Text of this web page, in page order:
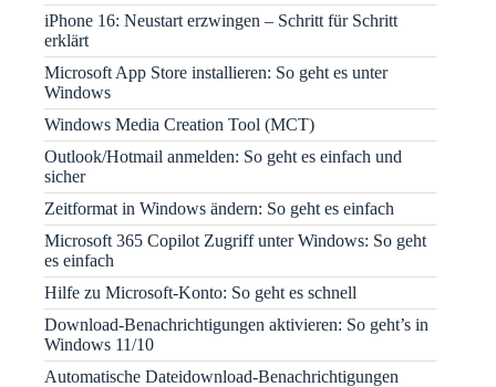
iPhone 16: Neustart erzwingen – Schritt für Schritt
erklärt
Microsoft App Store installieren: So geht es unter
Windows
Windows Media Creation Tool (MCT)
Outlook/Hotmail anmelden: So geht es einfach und
sicher
Zeitformat in Windows ändern: So geht es einfach
Microsoft 365 Copilot Zugriff unter Windows: So geht
es einfach
Hilfe zu Microsoft-Konto: So geht es schnell
Download-Benachrichtigungen aktivieren: So geht’s in
Windows 11/10
Automatische Dateidownload-Benachrichtigungen